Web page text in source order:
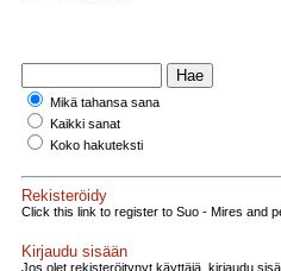
Mikä tahansa sana
Kaikki sanat
Koko hakuteksti
Rekisteröidy
Click this link to register to Suo - Mires and
Kirjaudu sisään
Jos olet rekisteröitynyt käyttäjä, kirjaudu